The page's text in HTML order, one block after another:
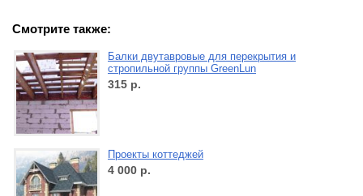
Смотрите также:
Балки двутавровые для перекрытия и
стропильной группы GreenLun
315 р.
Проекты коттеджей
4 000 р.